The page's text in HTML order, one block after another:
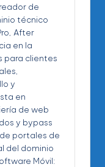
de
técnico
After
en la
para clientes
y
en
de web
y bypass
portales de
del dominio
Móvil: